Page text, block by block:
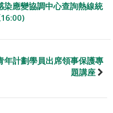
染應變協調中心查詢熱線統
年計劃學員出席領事保護專
題講座